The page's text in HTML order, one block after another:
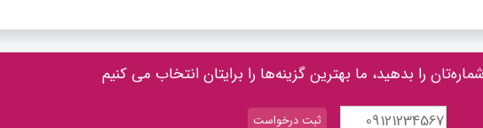
را بدهید، ما بهترین گزینه‌ها را برایتان انتخاب می کنیم